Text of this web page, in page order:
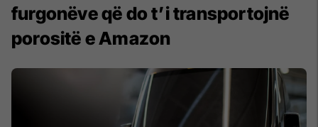
furgonëve që do t’i transportojnë
porositë e Amazon